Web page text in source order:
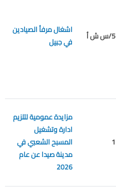
5/س ش أ
اشغال مرفأ الصيادين
في جبيل
1
مزايدة عمومية لتلزيم
ادارة وتشغيل
المسبح الشعبي في
مدينة صيدا عن عام
2026